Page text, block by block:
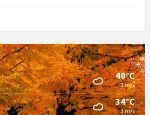
40°C
2 m/s
34°C
3 m/s